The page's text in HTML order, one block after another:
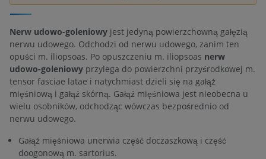
Nerw udowo-goleniowy jest jedyną powierzchowną gałęzią
nerwu udowego. Odchodzi od nerwu udowego, zanim ten
opuści m. iliopsoas. Po opuszczeniu m. iliopsoas nerw
udowo-goleniowy przylega do powierzchni przyśrodkowej m.
tensor fasciae latae i natychmiast dzieli się na gałąź
mięśniową i gałąź skórną. Gałąź mięśniowa jest nieobecna u
wielu osobników, odchodząc wówczas bezpośrednio od
nerwu udowego.
Gałąź mięśniowa unerwia część doczaszkową i część
doogonową m. sartorius.